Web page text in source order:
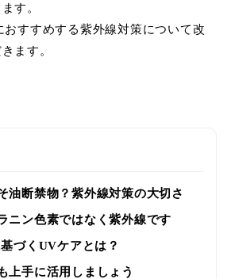
す。
おすすめする紫外線対策について改
ます。
油断禁物？紫外線対策の大切さ
ニン色素ではなく紫外線です
づくUVケアとは？
上手に活用しましょう